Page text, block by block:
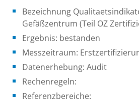
Bezeichnung
Gefäßzentrum (Teil OZ
Ergebnis: bestanden
Messzeitraum:
Datenerhebung: Audit
Rechenregeln:
Referenzbereiche: